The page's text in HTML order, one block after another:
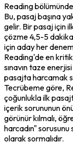
Reading
Bu, pasaj başına
gelir. Bir pasaj için
çözme 4,5-5
için aday her
Reading'de en
sınavın taze
pasajta harcamak
Tecrübeme göre,
çoğunlukla ilk
içerik sorununun
görünür kılmalı,
harcadın" sorusunu
olarak sormalıdır.